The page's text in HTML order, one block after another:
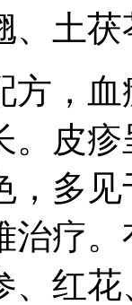
、土
方，
。皮
，多
治疗
、红